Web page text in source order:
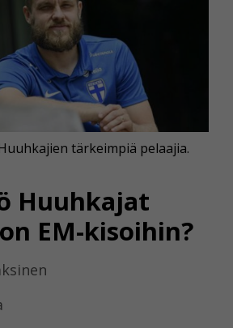
Huuhkajat
EM-kisoihin?
tärkeimpiä pelaajia.